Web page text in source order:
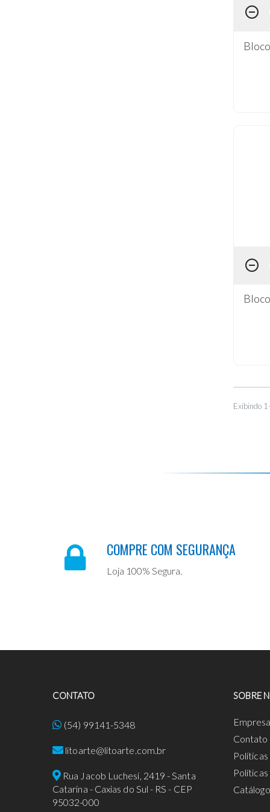
Exibindo
COMPRE COM SEGURANÇA
Loja 100% Segura.
CONTATO
(54) 99141-5348
litoarte@litoarte.com.br
Rua Jacob Luchesi, 2419 - Santa
Catarina - Caxias do Sul - RS - CEP
95032-000
SOBRE
Empresa
Contato
Políticas